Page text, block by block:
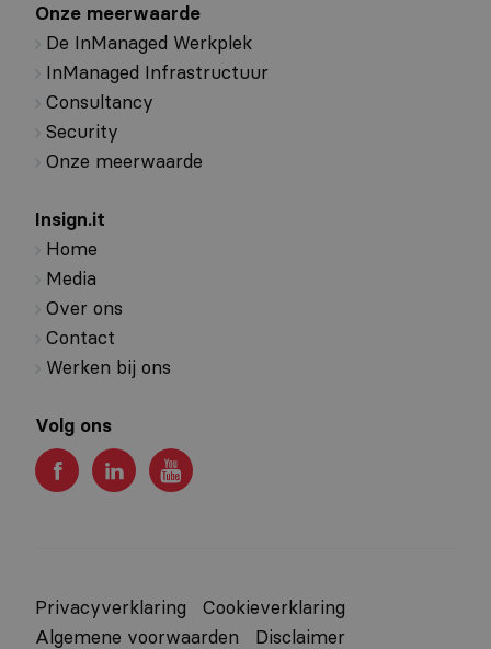
Onze meerwaarde
De InManaged Werkplek
InManaged Infrastructuur
Consultancy
Security
Onze meerwaarde
Insign.it
Home
Media
Over ons
Contact
Werken bij ons
Volg ons
Privacyverklaring
Cookieverklaring
Algemene voorwaarden
Disclaimer